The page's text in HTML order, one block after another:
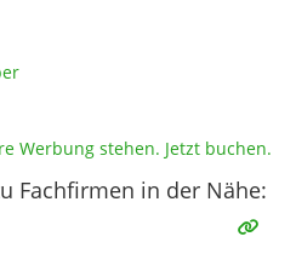
Werbung stehen. Jetzt buchen.
Fachfirmen in der Nähe: